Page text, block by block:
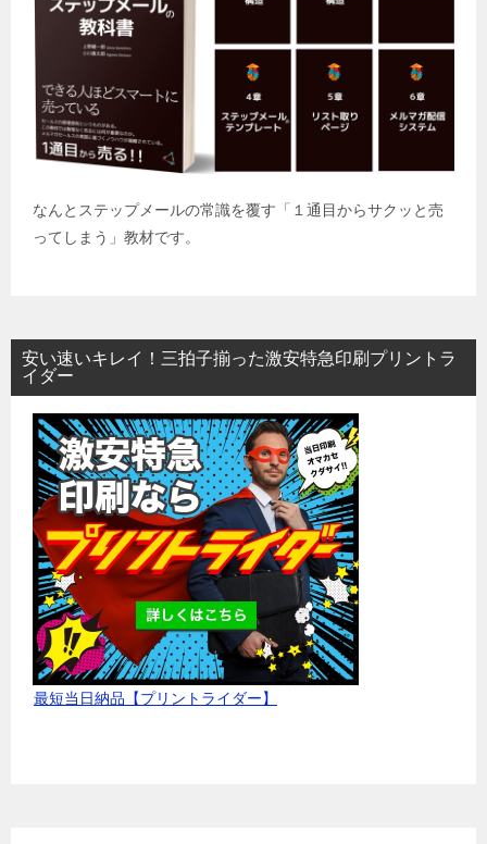
なんとステップメールの常識を覆す「１通目からサクッと売
ってしまう」教材です。
安い速いキレイ！三拍子揃った激安特急印刷プリントラ
イダー
最短当日納品【プリントライダー】